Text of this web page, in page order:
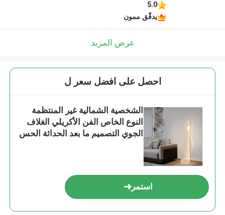
5.0
يدقّق ممون
عرض المزيد
احصل على افضل سعر ل
الشخصية الشمالية غير المنتظمة
النوع الخاص الفن الأكريلي الغلاف
الجوي التصميم ما بعد الحداثة الحس
استمر